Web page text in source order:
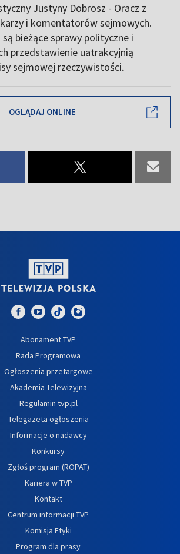
Justyny Dobrosz - Oracz z
i komentatorów sejmowych.
bieżące sprawy polityczne i
przedstawienie uatrakcyjnią
sejmowej rzeczywistości.
OGLĄDAJ ONLINE
Abonament TVP
Rada Programowa
Ogłoszenia przetargowe
Akademia Telewizyjna
Regulamin tvp.pl
Telegazeta ogłoszenia
Informacje o nadawcy
Konkursy
Zgłoś program (ROPAT)
Kariera w TVP
Kontakt
Centrum informacji TVP
Komisja Etyki
Program dla prasy